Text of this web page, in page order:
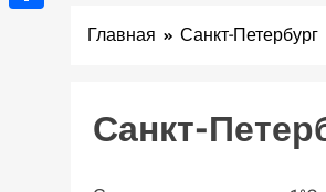
Главная Санкт-Петербург
Санкт-
Отправить